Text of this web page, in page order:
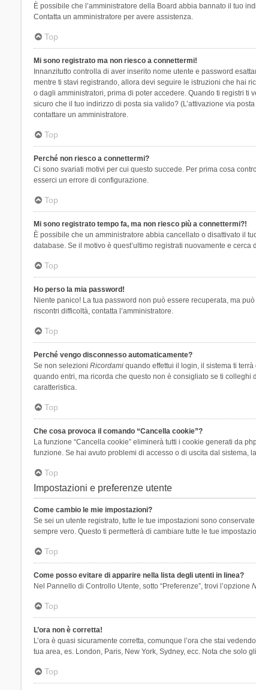
È possibile che l’amministratore della Board abbia bannato il tuo
Contatta un amministratore per avere assistenza.
Top
Mi sono registrato ma non riesco a connettermi!
Innanzitutto controlla di aver inserito nome utente e password
mentre ti stavi registrando, allora devi seguire le istruzioni che hai
o dagli amministratori, prima di poter accedere. Quando ti registri ti
sicuro che il tuo indirizzo di posta sia valido? (L’attivazione via
contattare un amministratore.
Top
Perché non riesco a connettermi?
Ci sono svariati motivi per cui questo succede. Per prima cosa
esserci un errore di configurazione.
Top
Mi sono registrato tempo fa, ma non riesco più a connettermi?!
È possibile che un amministratore abbia cancellato o disattivato il
database. Se il motivo è quest’ultimo registrati nuovamente e
Top
Ho perso la mia password!
Niente panico! La tua password non può essere recuperata, ma
riscontri difficoltà, contatta l’amministratore.
Top
Perché vengo disconnesso automaticamente?
Se non selezioni Ricordamiquando effettui il login, il sistema ti
quando entri, ma ricorda che questo non è consigliato se ti
caratteristica.
Top
Che cosa provoca il comando “Cancella cookie”?
La funzione “Cancella cookie” eliminerà tutti i cookie generati da
funzione. Se hai avuto problemi di accesso o di uscita dal sistema,
Top
Impostazioni e preferenze utente
Come cambio le mie impostazioni?
Se sei un utente registrato, tutte le tue impostazioni sono
sempre vero. Questo ti permetterà di cambiare tutte le tue
Top
Come posso evitare di apparire nella lista degli utenti in linea?
Nel Pannello di Controllo Utente, sotto “Preferenze”, trovi l’opzione
Top
L’ora non è corretta!
L’ora è quasi sicuramente corretta, comunque l’ora che stai
tua area, es. London, Paris, New York, Sydney, ecc. Nota che solo
Top